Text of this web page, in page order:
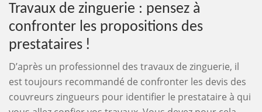
Travaux de zinguerie : pensez à
confronter les propositions des
prestataires !
D’après un professionnel des travaux de zinguerie, il
est toujours recommandé de confronter les devis des
couvreurs zingueurs pour identifier le prestataire à qui